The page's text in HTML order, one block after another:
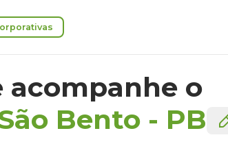
acompanhe o
Bento - PB